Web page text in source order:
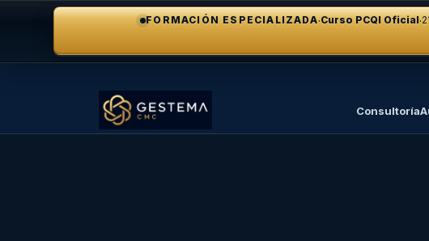
FORMACIÓN ESPECIALIZADA·Curso PCQI Oficial·
Consultoría